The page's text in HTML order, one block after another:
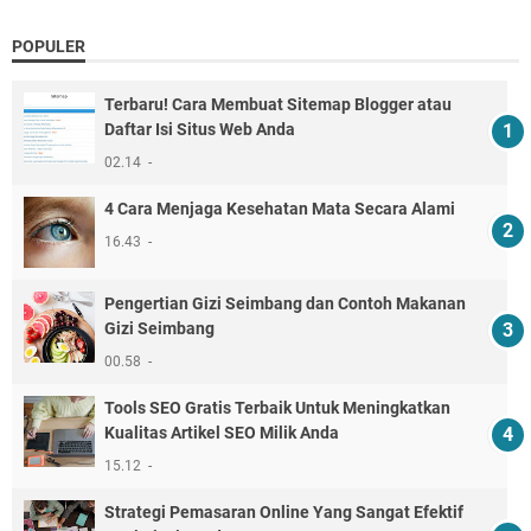
POPULER
Terbaru! Cara Membuat Sitemap Blogger atau
Daftar Isi Situs Web Anda
02.14
4 Cara Menjaga Kesehatan Mata Secara Alami
16.43
Pengertian Gizi Seimbang dan Contoh Makanan
Gizi Seimbang
00.58
Tools SEO Gratis Terbaik Untuk Meningkatkan
Kualitas Artikel SEO Milik Anda
15.12
Strategi Pemasaran Online Yang Sangat Efektif